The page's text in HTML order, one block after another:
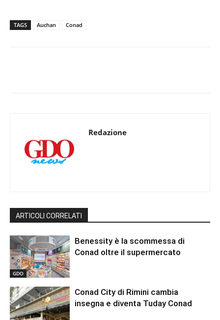
TAGS Auchan Conad
Redazione
ARTICOLI CORRELATI
GDO
Benessity è la scommessa di
Conad oltre il supermercato
Conad City di Rimini cambia
insegna e diventa Tuday Conad